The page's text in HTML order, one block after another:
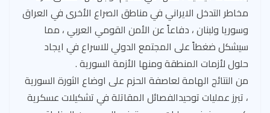
مخاطر التدخل الايراني في مناطق الصراع الأخرى في العراق
وسوريا ولبنان ، دفاعاً عن الأمن القومي العربي ، مما
سيشكل ضغطاً على المجتمع الدولي للاسراع في ايجاد
حلول لأزمات المنطقة ومنها الأزمة السورية .
من النتائج الهامة لعاصفة الحزم على اوضاع الثورة السورية
، تبرز عمليات توحيدالفصائل المقاتلة في تشكيلات عسكرية